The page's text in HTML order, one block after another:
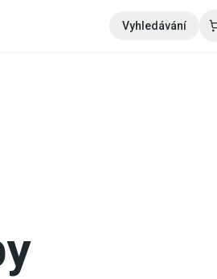
Vyhledávání